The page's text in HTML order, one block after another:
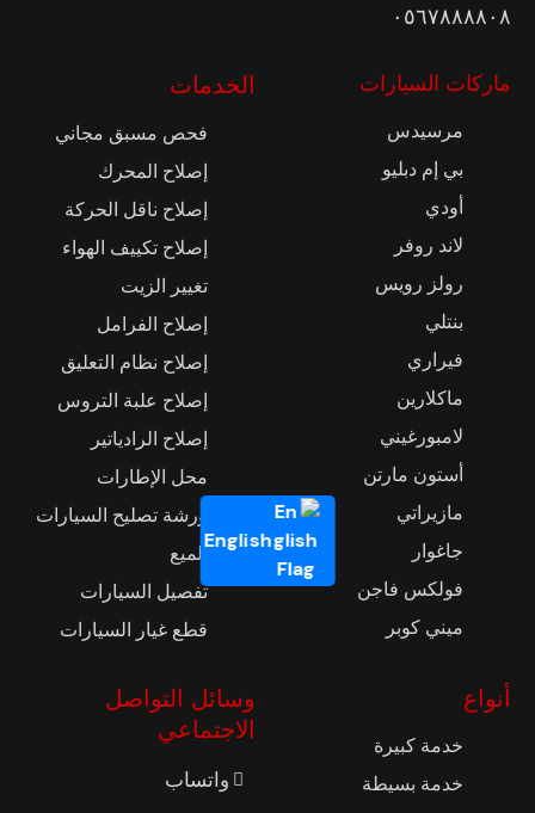
English
٠٥٦٧٨٨٨٨٠٨
ماركات السيارات
مرسيدس
بي إم دبليو
أودي
لاند روفر
رولز رويس
بنتلي
فيراري
ماكلارين
لامبورغيني
أستون مارتن
مازيراتي
جاغوار
فولكس فاجن
ميني كوبر
الخدمات
فحص مسبق مجاني
إصلاح المحرك
إصلاح ناقل الحركة
إصلاح تكييف الهواء
تغيير الزيت
إصلاح الفرامل
إصلاح نظام التعليق
إصلاح علبة التروس
إصلاح الرادياتير
محل الإطارات
ورشة تصليح السيارات
تلميع
تفصيل السيارات
قطع غيار السيارات
أنواع
خدمة كبيرة
خدمة بسيطة
وسائل التواصل
الاجتماعي
واتساب